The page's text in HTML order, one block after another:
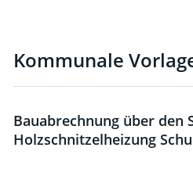
Kommunale
Bauabrechnung über den
Holzschnitzelheizung